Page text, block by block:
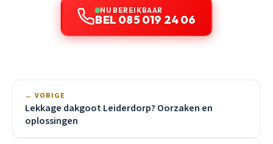
NU BEREIKBAAR
BEL 085 019 24 06
← VORIGE
Lekkage dakgoot Leiderdorp? Oorzaken en
oplossingen